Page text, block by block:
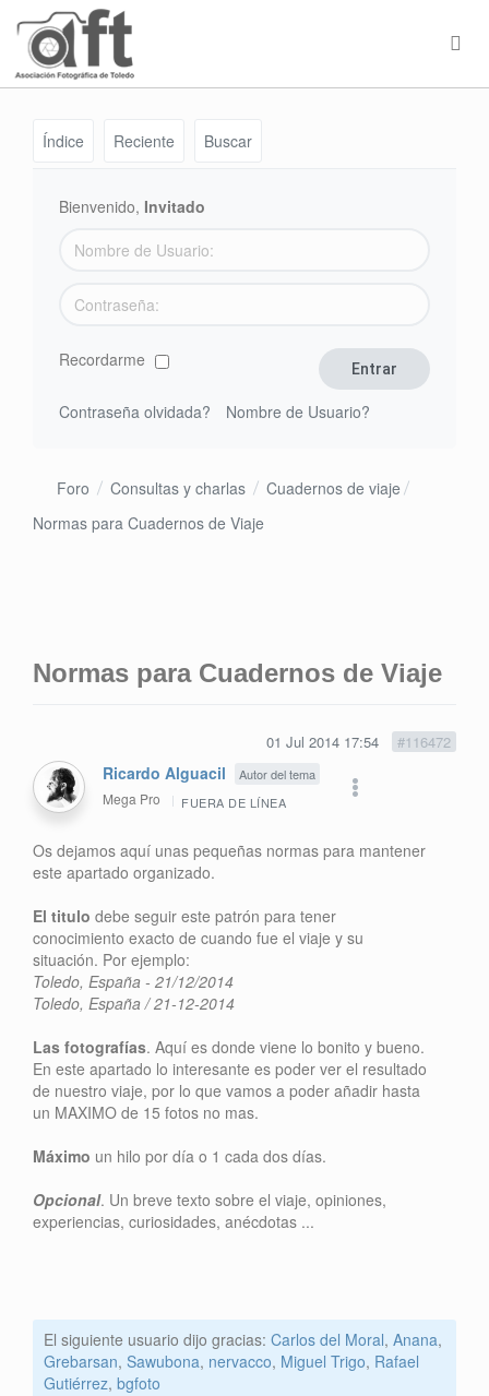
Índice Reciente Buscar
Bienvenido, Invitado
Recordarme
Contraseña olvidada? Nombre de Usuario?
Foro Consultas y charlas
Cuadernos de viaje
Normas para Cuadernos de Viaje
Normas para Cuadernos de Viaje
01 Jul 2014 17:54 #116472
Ricardo Alguacil Autor del tema
Mega Pro FUERA DE LÍNEA
Os dejamos aquí unas pequeñas normas para mantener
este apartado organizado.
El titulo debe seguir este patrón para tener
conocimiento exacto de cuando fue el viaje y su
situación. Por ejemplo:
Toledo, España - 21/12/2014
Toledo, España / 21-12-2014
Las fotografías. Aquí es donde viene lo bonito y bueno.
En este apartado lo interesante es poder ver el resultado
de nuestro viaje, por lo que vamos a poder añadir hasta
un MAXIMO de 15 fotos no mas.
Máximo un hilo por día o 1 cada dos días.
Opcional. Un breve texto sobre el viaje, opiniones,
experiencias, curiosidades, anécdotas ...
El siguiente usuario dijo gracias: Carlos del Moral, Anana,
Grebarsan, Sawubona, nervacco, Miguel Trigo, Rafael
Gutiérrez, bgfoto